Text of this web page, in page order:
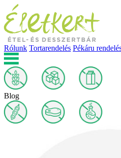
Rólunk Tortarendelés Pékáru
Blog